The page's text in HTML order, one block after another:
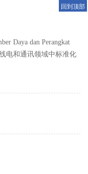
Daya dan Perangkat
电和通讯领域中标准化
回到顶部